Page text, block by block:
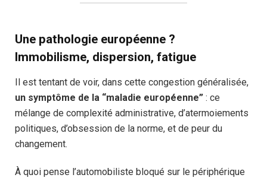
Une pathologie européenne ?
Immobilisme, dispersion, fatigue
Il est tentant de voir, dans cette congestion généralisée,
un symptôme de la “maladie européenne” : ce
mélange de complexité administrative, d’atermoiements
politiques, d’obsession de la norme, et de peur du
changement.
À quoi pense l’automobiliste bloqué sur le périphérique